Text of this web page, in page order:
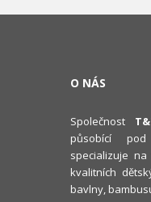
O NÁS
Společnost
působící
specializuje
kvalitních
bavlny,